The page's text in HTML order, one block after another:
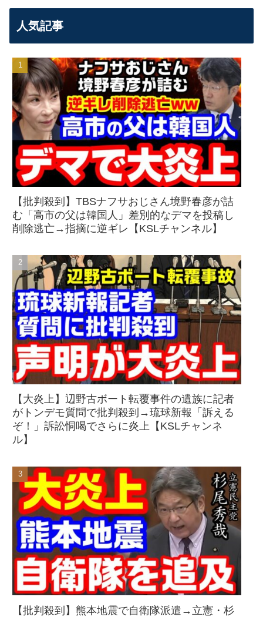
人気記事
【批判殺到】TBSナフサおじさん境野春彦が詰
む「高市の父は韓国人」差別的なデマを投稿し
削除逃亡→指摘に逆ギレ【KSLチャンネル】
【大炎上】辺野古ボート転覆事件の遺族に記者
がトンデモ質問で批判殺到→琉球新報「訴える
ぞ！」訴訟恫喝でさらに炎上【KSLチャンネ
ル】
【批判殺到】熊本地震で自衛隊派遣→立憲・杉